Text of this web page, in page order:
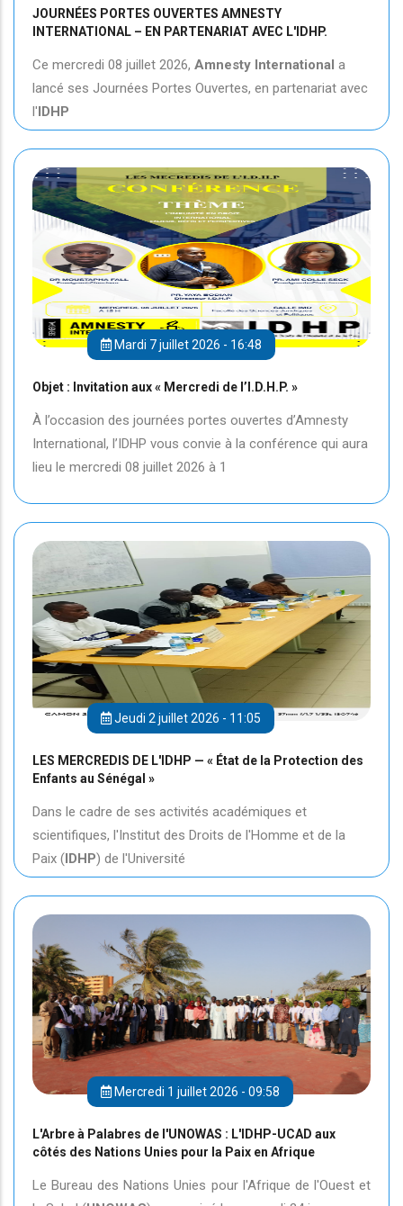
JOURNÉES PORTES OUVERTES AMNESTY
INTERNATIONAL – EN PARTENARIAT AVEC L'IDHP.
Ce mercredi 08 juillet 2026, Amnesty International a
lancé ses Journées Portes Ouvertes, en partenariat avec
l'IDHP
Mardi 7 juillet 2026 - 16:48
Objet : Invitation aux « Mercredi de l’I.D.H.P. »
À l’occasion des journées portes ouvertes d’Amnesty
International, l’IDHP vous convie à la conférence qui aura
lieu le mercredi 08 juillet 2026 à 1
Jeudi 2 juillet 2026 - 11:05
LES MERCREDIS DE L'IDHP — « État de la Protection des
Enfants au Sénégal »
Dans le cadre de ses activités académiques et
scientifiques, l'Institut des Droits de l'Homme et de la
Paix (IDHP) de l'Université
Mercredi 1 juillet 2026 - 09:58
L'Arbre à Palabres de l'UNOWAS : L'IDHP-UCAD aux
côtés des Nations Unies pour la Paix en Afrique
Le Bureau des Nations Unies pour l'Afrique de l'Ouest et